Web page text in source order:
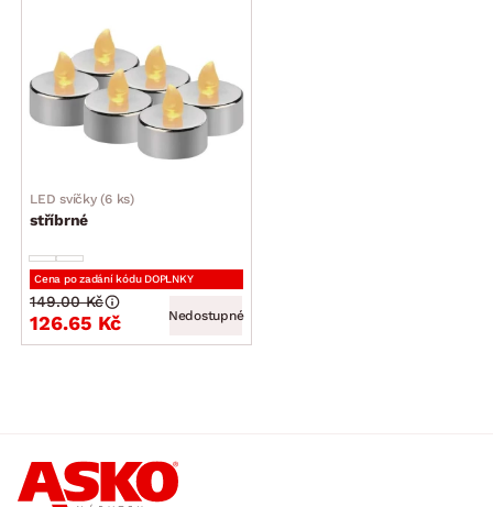
LED svíčky (6 ks)
stříbrné
Cena po zadání kódu DOPLNKY
126.65 Kč
149.00 Kč
Nedostupné